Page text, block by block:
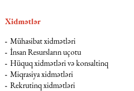
Xidmətlər
Mühasibat xidmətləri
İnsan Resursların uçotu
Hüquq xidmətləri və konsaltinq
Miqrasiya xidmətləri
Rekrutinq xidmətləri